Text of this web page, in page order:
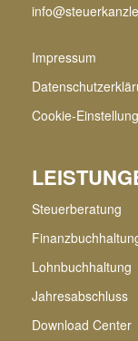
Impressum
Cookie-
Steuerberatung
Lohnbuchhaltung
Jahresabschluss
Download Center